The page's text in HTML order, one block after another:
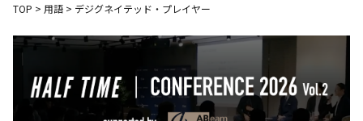
TOP > 用語 > デジグネイテッド・プレイヤー